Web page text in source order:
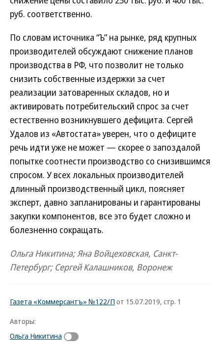
руб. соответственно.
По словам источника “Ъ” на рынке, ряд крупных
производителей обсуждают снижение планов
производства в РФ, что позволит не только
снизить собственные издержки за счет
реализации затоваренных складов, но и
активировать потребительский спрос за счет
естественно возникнувшего дефицита. Сергей
Удалов из «Автостата» уверен, что о дефиците
речь идти уже не может — скорее о запоздалой
попытке соотнести производство со снизившимся
спросом. У всех локальных производителей
длинный производственный цикл, поясняет
эксперт, давно запланированы и гарантированы
закупки компонентов, все это будет сложно и
болезненно сокращать.
Ольга Никитина; Яна Войцеховская, Санкт-
Петербург; Сергей Калашников, Воронеж
Газета «Коммерсантъ» №122/П от 15.07.2019, стр. 1
Авторы:
Ольга Никитина